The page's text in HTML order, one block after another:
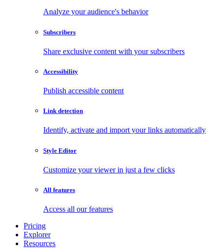
Analyze your audience's behavior
Subscribers
Share exclusive content with your subscribers
Accessibility
Publish accessible content
Link detection
Identify, activate and import your links automatically
Style Editor
Customize your viewer in just a few clicks
All features
Access all our features
Pricing
Explorer
Resources